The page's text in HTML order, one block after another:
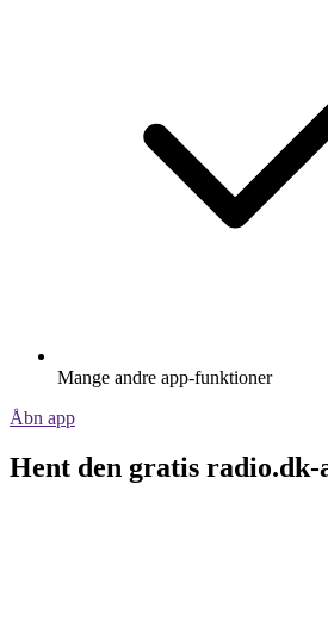
Mange andre app-funktioner
Åbn app
Hent den gratis radio.dk-